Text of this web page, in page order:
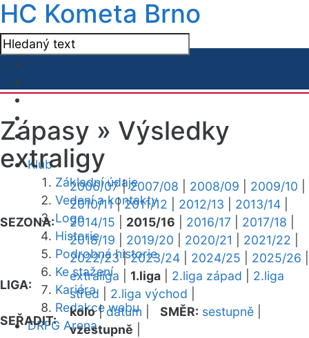
HC Kometa Brno
Klub
Základní údaje
Vedení a kontakty
Logo
Historie
Podrobná historie
Ke stažení
Kariéra
Redakce webu
DRFG Arena
Zápasy » Výsledky
extraligy
SEZONA:
2006/07|2007/08 2008/09 2009/10
2010/11|2011/12 2012/13 2013/14
2014/15
2015/16 2016/17 2017/18
2018/19
2019/20 2020/21 2021/22
2022/23|2023/24 2024/25 2025/26
LIGA:
extraliga 1.liga 2.liga západ
2.liga
střed
2.liga východ
SEŘADIT:
kolo|datum SMĚR: sestupně
vzestupně